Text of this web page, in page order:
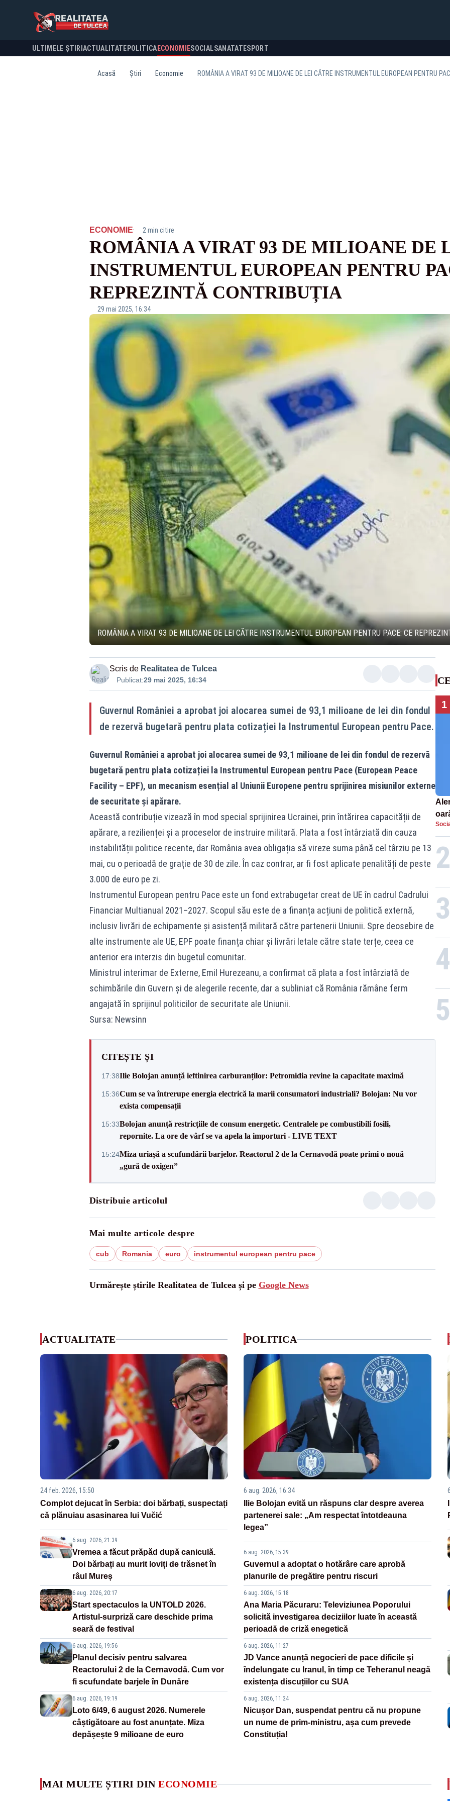
ULTIMELE ȘTIRI ACTUALITATE POLITICA ECONOMIESOCIALSANATATESPORT
Acasă Știri Economie ROMÂNIA A VIRAT 93 DE MILIOANE DE LEI CĂTRE INSTRUMENTUL EUROPEAN PENTRU
ECONOMIE· 2 min citire
ROMÂNIA A VIRAT 93 DE MILIOANE DE
INSTRUMENTUL EUROPEAN PENTRU
REPREZINTĂ CONTRIBUȚIA
29 mai 2025, 16:34
ROMÂNIA A VIRAT 93 DE MILIOANE DE LEI CĂTRE INSTRUMENTUL EUROPEAN PENTRU PACE: CE
Scris de Realitatea de Tulcea
Publicat:29 mai 2025, 16:34
Guvernul României a aprobat joi alocarea sumei de 93,1 milioane de lei din fondul
de rezervă bugetară pentru plata cotizației la Instrumentul European pentru Pace.
Guvernul României a aprobat joi alocarea sumei de 93,1 milioane de lei din fondul de rezervă
bugetară pentru plata cotizației la Instrumentul European pentru Pace (European Peace
Facility – EPF), un mecanism esențial al Uniunii Europene pentru sprijinirea misiunilor externe
de securitate și apărare.
Această contribuție vizează în mod special sprijinirea Ucrainei, prin întărirea capacității de
apărare, a rezilienței și a proceselor de instruire militară. Plata a fost întârziată din cauza
instabilității politice recente, dar România avea obligația să vireze suma până cel târziu pe 13
mai, cu o perioadă de grație de 30 de zile. În caz contrar, ar fi fost aplicate penalități de peste
3.000 de euro pe zi.
Instrumentul European pentru Pace este un fond extrabugetar creat de UE în cadrul Cadrului
Financiar Multianual 2021–2027. Scopul său este de a finanța acțiuni de politică externă,
inclusiv livrări de echipamente și asistență militară către partenerii Uniunii. Spre deosebire de
alte instrumente ale UE, EPF poate finanța chiar și livrări letale către state terțe, ceea ce
anterior era interzis din bugetul comunitar.
Ministrul interimar de Externe, Emil Hurezeanu, a confirmat că plata a fost întârziată de
schimbările din Guvern și de alegerile recente, dar a subliniat că România rămâne ferm
angajată în sprijinul politicilor de securitate ale Uniunii.
Sursa: Newsinn
CITEȘTE ȘI
17:38Ilie Bolojan anunță ieftinirea carburanților: Petromidia revine la capacitate maximă
15:36Cum se va întrerupe energia electrică la marii consumatori industriali? Bolojan: Nu vor
exista compensații
15:33Bolojan anunță restricțiile de consum energetic. Centralele pe combustibili fosili,
repornite. La ore de vârf se va apela la importuri - LIVE TEXT
15:24Miza uriașă a scufundării barjelor. Reactorul 2 de la Cernavodă poate primi o nouă
„gură de oxigen”
Distribuie articolul
Mai multe articole despre
cub Romania euro instrumentul european pentru pace
Urmărește știrile Realitatea de Tulcea și pe Google News
1
la
2
3
4
5
ACTUALITATE
24 feb. 2026, 15:50
Complot dejucat în Serbia: doi bărbați, suspectați
că plănuiau asasinarea lui Vučić
6 aug. 2026, 21:39
Vremea a făcut prăpăd după caniculă.
Doi bărbați au murit loviți de trăsnet în
râul Mureș
6 aug. 2026, 20:17
Start spectaculos la UNTOLD 2026.
Artistul-surpriză care deschide prima
seară de festival
6 aug. 2026, 19:56
Planul decisiv pentru salvarea
Reactorului 2 de la Cernavodă. Cum vor
fi scufundate barjele în Dunăre
6 aug. 2026, 19:19
Loto 6/49, 6 august 2026. Numerele
câștigătoare au fost anunțate. Miza
depășește 9 milioane de euro
POLITICA
6 aug. 2026, 16:34
Ilie Bolojan evită un răspuns clar despre averea
partenerei sale: „Am respectat întotdeauna
legea”
6 aug. 2026, 15:39
Guvernul a adoptat o hotărâre care aprobă
planurile de pregătire pentru riscuri
6 aug. 2026, 15:18
Ana Maria Păcuraru: Televiziunea Poporului
solicită investigarea deciziilor luate în această
perioadă de criză enegetică
6 aug. 2026, 11:27
JD Vance anunță negocieri de pace dificile și
îndelungate cu Iranul, în timp ce Teheranul neagă
existența discuțiilor cu SUA
6 aug. 2026, 11:24
Nicușor Dan, suspendat pentru că nu propune
un nume de prim-ministru, așa cum prevede
Constituția!
MAI MULTE ȘTIRI DIN ECONOMIE